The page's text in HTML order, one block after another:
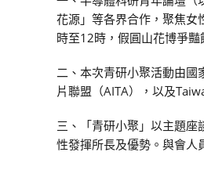
花源」等各界合作，聚焦
時至12時，假圓山花博爭豔
二、本次青研小聚活動由國
片聯盟（AITA），以及
三、「青研小聚」以主題
性發揮所長及優勢。與會人